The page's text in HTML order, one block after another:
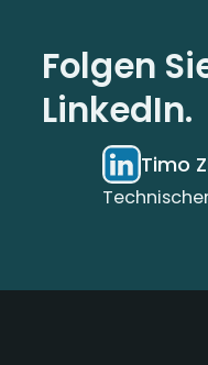
Folgen
LinkedIn.
Timo